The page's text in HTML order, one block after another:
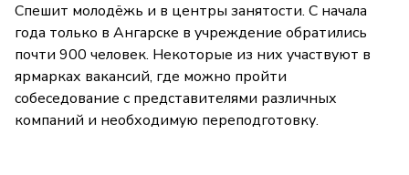
Спешит молодёжь и в центры занятости. С начала
года только в Ангарске в учреждение обратились
почти 900 человек. Некоторые из них участвуют в
ярмарках вакансий, где можно пройти
собеседование с представителями различных
компаний и необходимую переподготовку.